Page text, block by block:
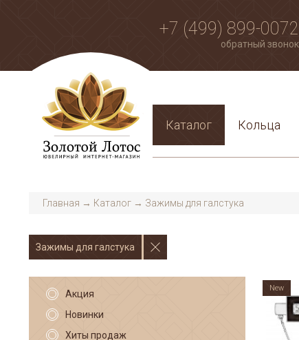
+7 (499) 899-0072
обратный звонок
Каталог Кольца
Главная → Каталог → Зажимы для галстука
Зажимы для галстука
Акция
Новинки
Хиты продаж
New